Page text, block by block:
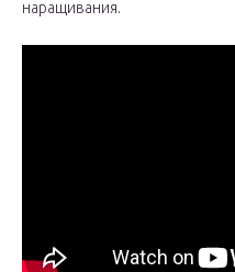
наращивания.